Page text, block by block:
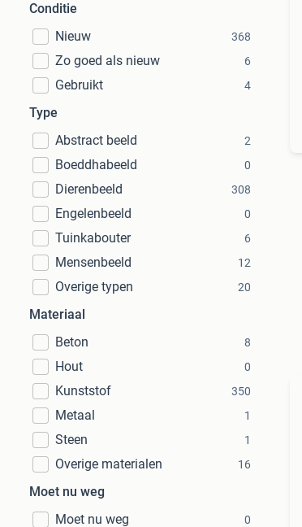
Conditie
Nieuw
368
Zo goed als nieuw 6
Gebruikt 4
Type
Abstract beeld
2
Boeddhabeeld 0
Dierenbeeld 308
Engelenbeeld 0
Tuinkabouter 6
Mensenbeeld 12
Overige typen 20
Materiaal
Beton
8
Hout 0
Kunststof 350
Metaal 1
Steen 1
Overige materialen 16
Moet nu weg
Moet nu weg
0